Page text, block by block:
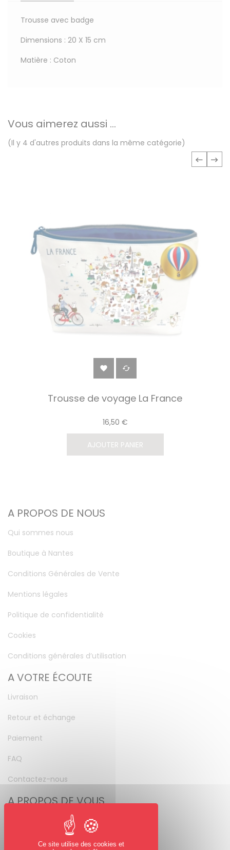
Trousse avec badge
Dimensions : 20 X 15 cm
Matière : Coton
Vous aimerez aussi ...
(Il y 4 d'autres produits dans la même catégorie)
 
Trousse de voyage La France
16,50 €
AJOUTER PANIER
A PROPOS DE NOUS
Qui sommes nous
Boutique à Nantes
Conditions Générales de Vente
Mentions légales
Politique de confidentialité
Cookies
Conditions générales d’utilisation
A VOTRE ÉCOUTE
Livraison
Retour et échange
Paiement
FAQ
Contactez-nous
A PROPOS DE VOUS
Mot de passe perdu
Ce site utilise des cookies et